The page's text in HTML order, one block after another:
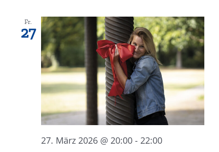
Fr.
27
27. März 2026 @ 20:00 - 22:00